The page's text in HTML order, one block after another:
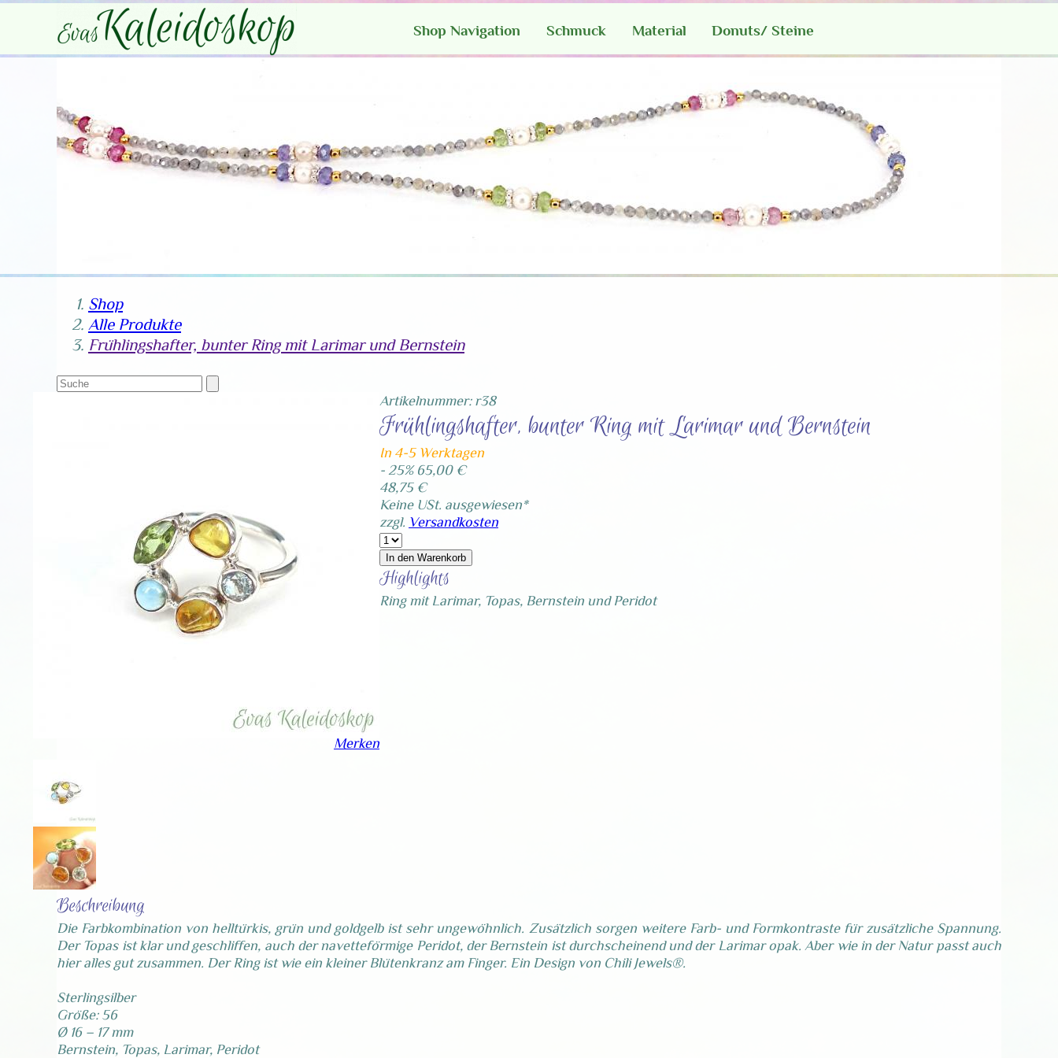
Shop Navigation Schmuck Material Donuts/ Steine
Shop
Alle Produkte
Frühlingshafter, bunter Ring mit Larimar und Bernstein
Merken
Artikelnummer: r38
Frühlingshafter, bunter Ring mit Larimar und Bernstein
In 4-5 Werktagen
- 25% 65,00 €
48,75 €
Keine USt. ausgewiesen*
zzgl. Versandkosten
In den Warenkorb
Highlights
Ring mit Larimar, Topas, Bernstein und Peridot
Beschreibung
Die Farbkombination von helltürkis, grün und goldgelb ist sehr ungewöhnlich. Zusätzlich sorgen weitere Farb- und Formkontraste für zusätzliche Spannung.
Der Topas ist klar und geschliffen, auch der navetteförmige Peridot, der Bernstein ist durchscheinend und der Larimar opak. Aber wie in der Natur passt auch
hier alles gut zusammen. Der Ring ist wie ein kleiner Blütenkranz am Finger. Ein Design von Chili Jewels®.
Sterlingsilber
Größe: 56
Ø 16 – 17 mm
Bernstein, Topas, Larimar, Peridot